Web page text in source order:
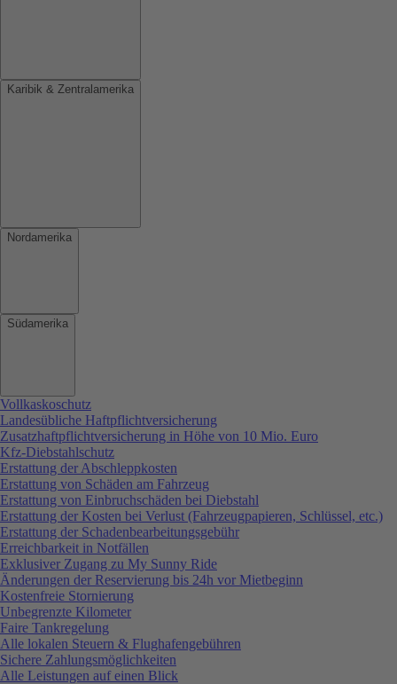
Karibik & Zentralamerika
Nordamerika
Südamerika
Vollkaskoschutz
Landesübliche Haftpflichtversicherung
Zusatzhaftpflichtversicherung in Höhe von 10 Mio. Euro
Kfz-Diebstahlschutz
Erstattung der Abschleppkosten
Erstattung von Schäden am Fahrzeug
Erstattung von Einbruchschäden bei Diebstahl
Erstattung der Kosten bei Verlust (Fahrzeugpapieren, Schlüssel, etc.)
Erstattung der Schadenbearbeitungsgebühr
Erreichbarkeit in Notfällen
Exklusiver Zugang zu My Sunny Ride
Änderungen der Reservierung bis 24h vor Mietbeginn
Kostenfreie Stornierung
Unbegrenzte Kilometer
Faire Tankregelung
Alle lokalen Steuern & Flughafengebühren
Sichere Zahlungsmöglichkeiten
Alle Leistungen auf einen Blick